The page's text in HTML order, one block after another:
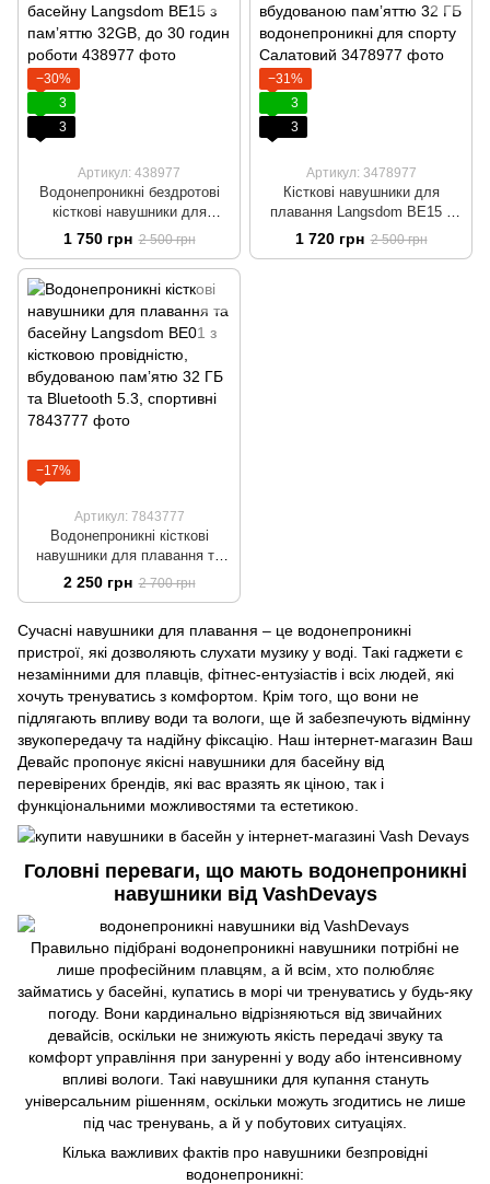
−30%
3
3
Артикул: 438977
Водонепроникні бездротові
кісткові навушники для
плавання та басейну
Langsdom BE15 з памʼяттю
32GB, до 30 годин роботи
1 750 грн 2 500 грн
−31%
3
3
Артикул: 3478977
Кісткові навушники для
плавання Langsdom BE15 з
кістковою провідністю та
вбудованою памʼяттю 32 ГБ
1 720 грн 2 500 грн
−17%
Артикул: 7843777
Водонепроникні кісткові
навушники для плавання та
басейну Langsdom BE01 з
кістковою провідністю,
Bluetooth 5.3, спортивні
2 250 грн 2 700 грн
Сучасні навушники для плавання – це водонепроникні
пристрої, які дозволяють слухати музику у воді. Такі гаджети є
незамінними для плавців, фітнес-ентузіастів і всіх людей, які
хочуть тренуватись з комфортом. Крім того, що вони не
підлягають впливу води та вологи, ще й забезпечують відмінну
звукопередачу та надійну фіксацію. Наш інтернет-магазин Ваш
Девайс пропонує якісні навушники для басейну від
перевірених брендів, які вас вразять як ціною, так і
функціональними можливостями та естетикою.
Головні переваги, що мають водонепроникні
навушники від VashDevays
Правильно підібрані водонепроникні навушники потрібні не
лише професійним плавцям, а й всім, хто полюбляє
займатись у басейні, купатись в морі чи тренуватись у будь-яку
погоду. Вони кардинально відрізняються від звичайних
девайсів, оскільки не знижують якість передачі звуку та
комфорт управління при зануренні у воду або інтенсивному
впливі вологи. Такі навушники для купання стануть
універсальним рішенням, оскільки можуть згодитись не лише
під час тренувань, а й у побутових ситуаціях.
Кілька важливих фактів про навушники безпровідні
водонепроникні: